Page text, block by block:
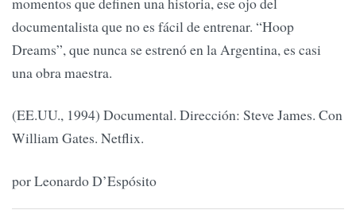
documentalista que no es fácil de entrenar. “Hoop
Dreams”, que nunca se estrenó en la Argentina, es casi
una obra maestra.
(EE.UU., 1994) Documental. Dirección: Steve James. Con
William Gates. Netflix.
por Leonardo D’Espósito